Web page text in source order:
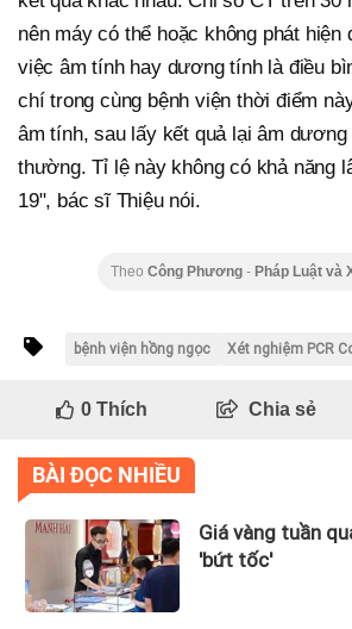
nên máy có thể hoặc không phát
việc âm tính hay dương tính là điều
chí trong cùng bệnh viện thời điểm
âm tính, sau lấy kết quả lại âm
thường. Tỉ lệ này không có khả năng
19", bác sĩ Thiệu nói.
Theo Công Phương - Pháp Luật và
bệnh viện hồng ngọc Xét nghiệm PCR
0Thích Chia sẻ
BÀI ĐỌC NHIỀU
Giá vàng tuần
'bứt tốc'